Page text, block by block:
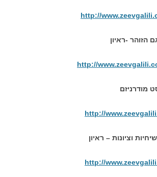
http://
הזוהר -ראיון
http://
מודרניזם
http://
וציונות – ראיון
http://